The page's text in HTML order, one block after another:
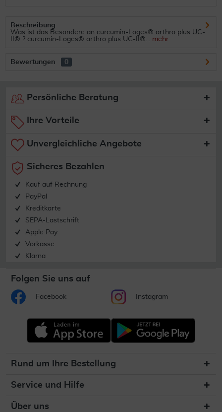
Beschreibung
Was ist das Besondere an curcumin-Loges® arthro plus UC-
II® ? curcumin-Loges® arthro plus UC-II®... mehr
Bewertungen 0
Persönliche Beratung
Ihre Vorteile
Unvergleichliche Angebote
Sicheres Bezahlen
Kauf auf Rechnung
PayPal
Kreditkarte
SEPA-Lastschrift
Apple Pay
Vorkasse
Klarna
Folgen Sie uns auf
Facebook Instagram
Rund um Ihre Bestellung
Service und Hilfe
Über uns